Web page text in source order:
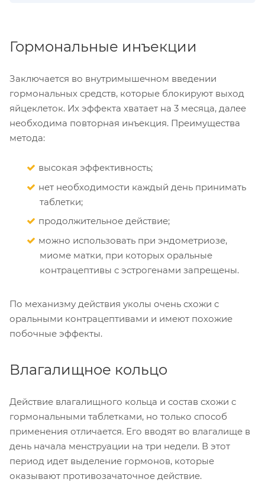
Гормональные инъекции
Заключается во внутримышечном введении
гормональных средств, которые блокируют выход
яйцеклеток. Их эффекта хватает на 3 месяца, далее
необходима повторная инъекция. Преимущества
метода:
высокая эффективность;
нет необходимости каждый день принимать
таблетки;
продолжительное действие;
можно использовать при эндометриозе,
миоме матки, при которых оральные
контрацептивы с эстрогенами запрещены.
По механизму действия уколы очень схожи с
оральными контрацептивами и имеют похожие
побочные эффекты.
Влагалищное кольцо
Действие влагалищного кольца и состав схожи с
гормональными таблетками, но только способ
применения отличается. Его вводят во влагалище в
день начала менструации на три недели. В этот
период идет выделение гормонов, которые
оказывают противозачаточное действие.